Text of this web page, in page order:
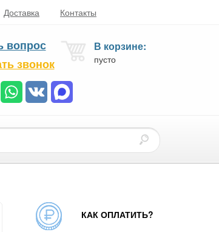
Доставка Контакты
вопрос
звонок
В корзине:
пусто
КАК ОПЛАТИТЬ?